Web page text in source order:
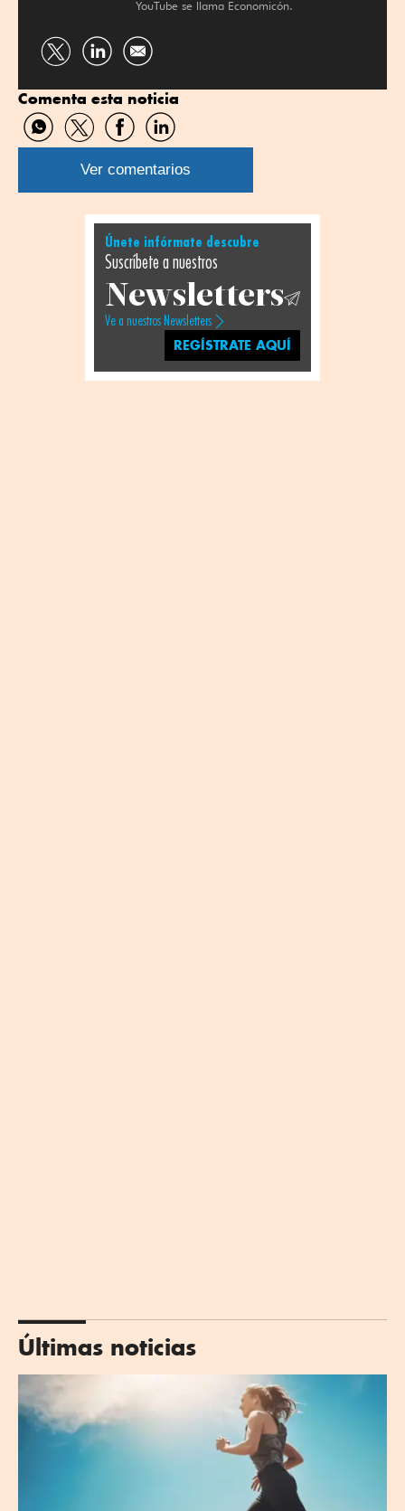
YouTube se llama Economicón.
Compartir
Twitter
Compartir
Linkedin
Comenta esta noticia
Compartir
por
WhatsApp
Compartir
por
Twitter
Compartir
por
Facebook
Compartir
por
Linkedin
Ver comentarios
Únete infórmate descubre
Suscríbete a nuestros
Newsletters
Ve a nuestros Newsletters
REGÍSTRATE AQUÍ
Últimas noticias